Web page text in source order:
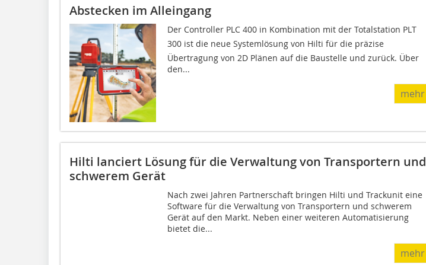
Abstecken im Alleingang
Der Controller PLC 400 in Kombination mit der Totalstation PLT
300 ist die neue Systemlösung von Hilti für die präzise
Übertragung von 2D Plänen auf die Baustelle und zurück. Über
den...
mehr
Hilti lanciert Lösung für die Verwaltung von Transportern und
schwerem Gerät
Nach zwei Jahren Partnerschaft bringen Hilti und Trackunit eine
Software für die Verwaltung von Transportern und schwerem
Gerät auf den Markt. Neben einer weiteren Automatisierung
bietet die...
mehr